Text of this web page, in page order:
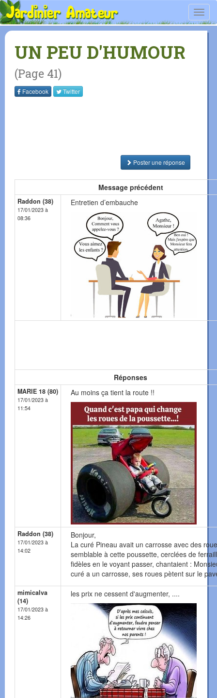
UN PEU D'HUMOUR
(Page 41)
Facebook Twitter
Poster une réponse
Message précédent
Raddon (38)
17/01/2023 à
08:36
Entretien d’embauche
Réponses
MARIE 18 (80)
17/01/2023 à
11:54
Au moins ça tient la route !!
Raddon (38)
17/01/2023 à
14:02
Bonjour,
La curé Pineau avait un carrosse avec des
semblable à cette poussette, cerclées de
fidèles en le voyant passer, chantaient :
curé a un carrosse, ses roues pètent sur le
mimicalva
(14)
17/01/2023 à
14:26
les prix ne cessent d'augmenter, ....